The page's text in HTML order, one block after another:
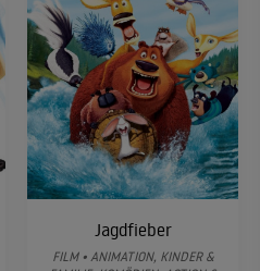
Jagdfieber
FILM • ANIMATION, KINDER &